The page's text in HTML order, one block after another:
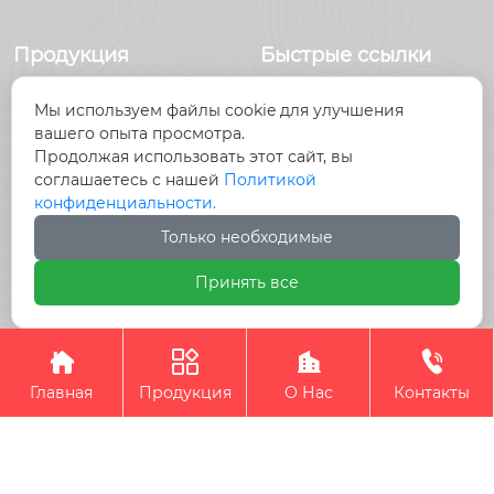
Продукция
Антенны
Радиочастотный
разъем
Радиочастотный
кабель, кабельные
сборки
Быстрые ссылки
Продукция
О Hас
Авторское право©Chengdu Beyondoor Technology
Co., Ltd.

Главная

Продукция

О Нас

Контакты
Мы используем файлы cookie для улучшения
вашего опыта просмотра.
Продолжая использовать этот сайт, вы
соглашаетесь с нашей Политикой
конфиденциальности.
Только необходимые
Принять все